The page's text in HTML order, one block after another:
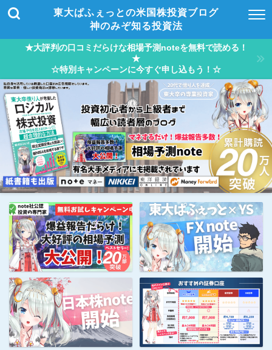
東大ぱふぇっとの米国株投資ブログ
神のみぞ知る投資法
★大評判の口コミだらけな相場予測noteを無料で読める！
★
☆特別キャンペーンに今すぐ申し込もう！☆